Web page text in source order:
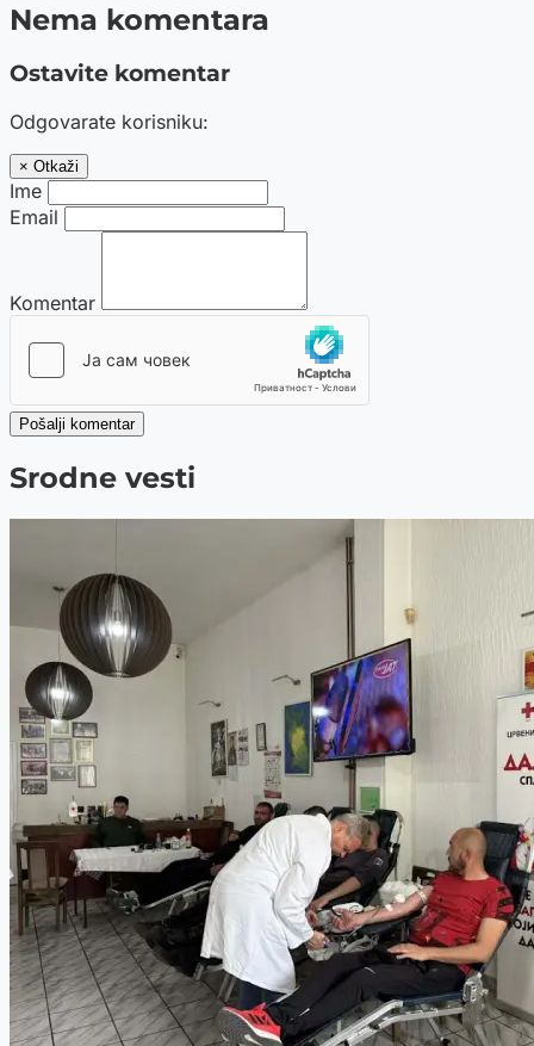
Nema komentara
Ostavite komentar
Odgovarate korisniku:
× Otkaži
Ime
Email
Komentar
Pošalji komentar
Srodne vesti